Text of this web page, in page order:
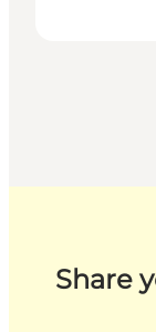
Share